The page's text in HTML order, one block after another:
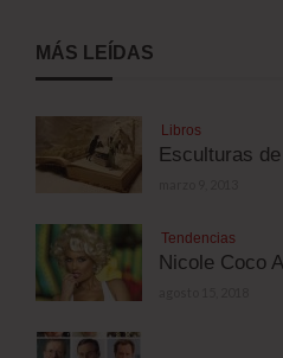
MÁS LEÍDAS
Libros
Esculturas
Tendencias
Nicole Coco